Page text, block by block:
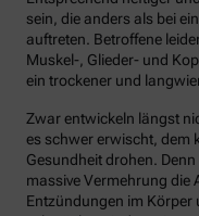
sein, die anders als bei
auftreten. Betroffene
Muskel-, Glieder- und
ein trockener und
Zwar entwickeln längst
es schwer erwischt, dem
Gesundheit drohen.
massive Vermehrung die
Entzündungen im